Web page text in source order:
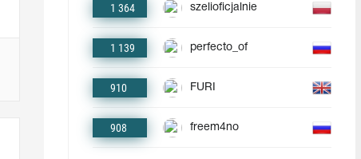
1 364 szelioficjalnie
1 139 perfecto_of
910 FURI
908 freem4no